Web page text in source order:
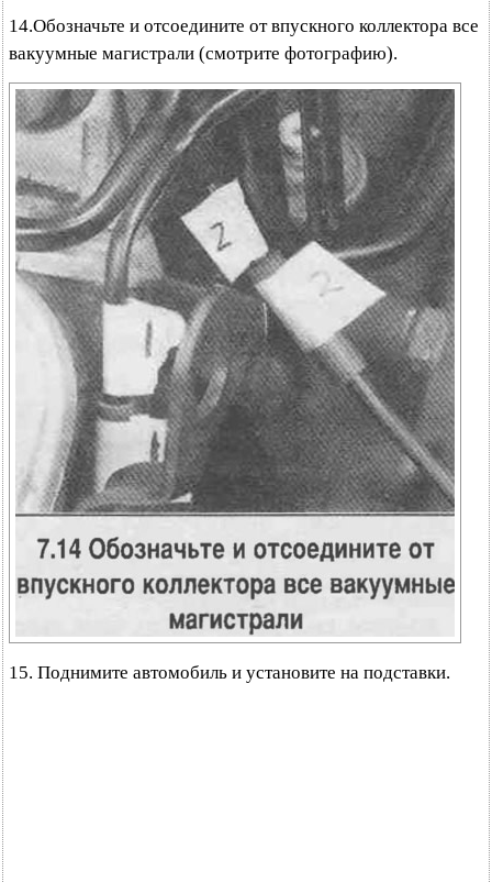
14.Обозначьте и отсоедините от впускного коллектора все
вакуумные магистрали (смотрите фотографию).
15. Поднимите автомобиль и установите на подставки.